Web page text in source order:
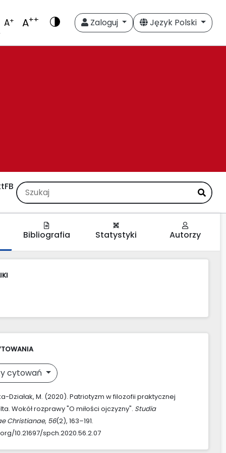
A+ A++ Zaloguj Język Polski
FB
Bibliografia Statystyki Autorzy
cytowań
Działak, M. (2020). Patriotyzm w filozofii praktycznej
Wokół rozprawy "O miłości ojczyzny". Studia
Christianae, 56(2), 163–191.
10.21697/spch.2020.56.2.07